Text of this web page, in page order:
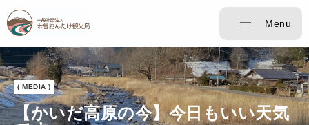
Menu
( MEDIA )
【かいだ高原の今】今日もいい天気